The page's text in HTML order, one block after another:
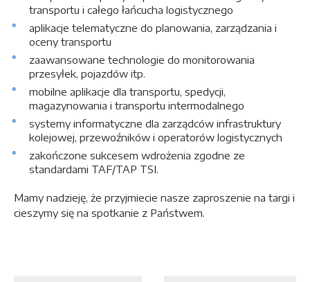
transportu i całego łańcucha logistycznego
aplikacje telematyczne do planowania, zarządzania i
oceny transportu
zaawansowane technologie do monitorowania
przesyłek, pojazdów itp.
mobilne aplikacje dla transportu, spedycji,
magazynowania i transportu intermodalnego
systemy informatyczne dla zarządców infrastruktury
kolejowej, przewoźników i operatorów logistycznych
zakończone sukcesem wdrożenia zgodne ze
standardami TAF/TAP TSI.
Mamy nadzieję, że przyjmiecie nasze zaproszenie na targi i
cieszymy się na spotkanie z Państwem.